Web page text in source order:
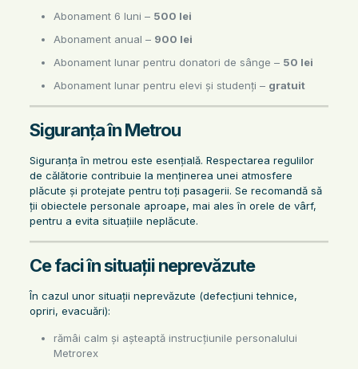
Abonament 6 luni – 500 lei
Abonament anual – 900 lei
Abonament lunar pentru donatori de sânge – 50 lei
Abonament lunar pentru elevi și studenți – gratuit
Siguranța în Metrou
Siguranța în metrou este esențială. Respectarea regulilor
de călătorie contribuie la menținerea unei atmosfere
plăcute și protejate pentru toți pasagerii. Se recomandă să
ții obiectele personale aproape, mai ales în orele de vârf,
pentru a evita situațiile neplăcute.
Ce faci în situații neprevăzute
În cazul unor situații neprevăzute (defecțiuni tehnice,
opriri, evacuări):
rămâi calm și așteaptă instrucțiunile personalului
Metrorex